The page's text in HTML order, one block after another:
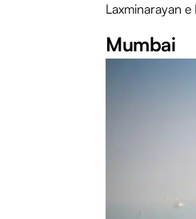
Laxminarayan
Mumbai